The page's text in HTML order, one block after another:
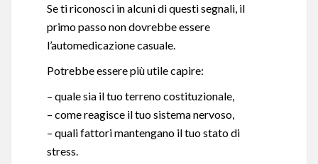
Se ti riconosci in alcuni di questi segnali, il
primo passo non dovrebbe essere
l’automedicazione casuale.
Potrebbe essere più utile capire:
– quale sia il tuo terreno costituzionale,
– come reagisce il tuo sistema nervoso,
– quali fattori mantengano il tuo stato di
stress.